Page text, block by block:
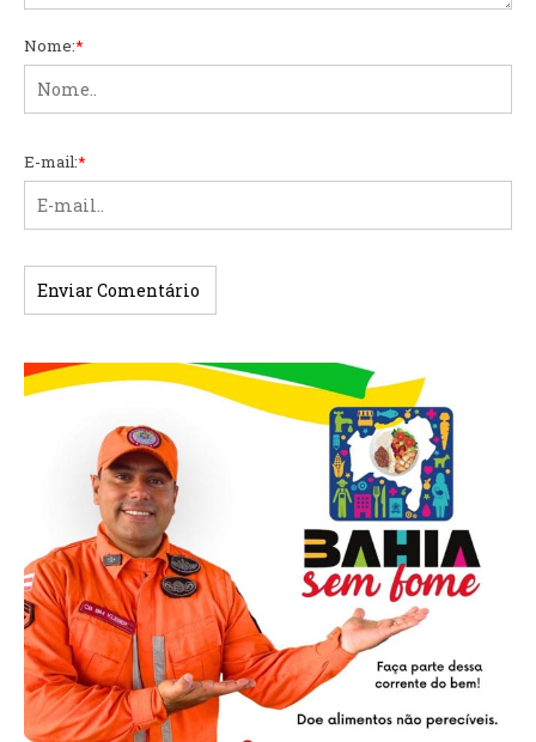
Nome:*
E-mail:*